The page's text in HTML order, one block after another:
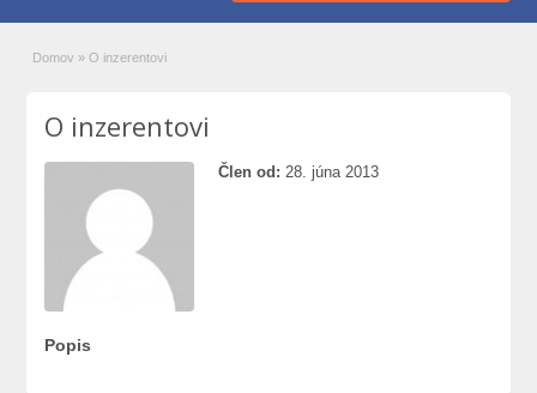
Domov » O inzerentovi
O inzerentovi
Člen od: 28. júna 2013
Popis